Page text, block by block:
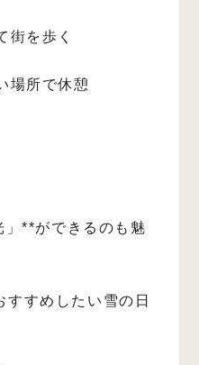
街を歩く
場所で休憩
**ができるのも魅
すめしたい雪の日